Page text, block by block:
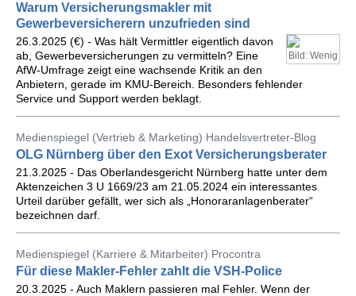
Warum Versicherungsmakler mit
Gewerbeversicherern unzufrieden sind
Bild: Wenig
26.3.2025 (€) - Was hält Vermittler eigentlich davon
ab, Gewerbeversicherungen zu vermitteln? Eine
AfW-Umfrage zeigt eine wachsende Kritik an den
Anbietern, gerade im KMU-Bereich. Besonders fehlender
Service und Support werden beklagt.
Medienspiegel (Vertrieb & Marketing) Handelsvertreter-Blog
OLG Nürnberg über den Exot Versicherungsberater
21.3.2025 - Das Oberlandesgericht Nürnberg hatte unter dem
Aktenzeichen 3 U 1669/23 am 21.05.2024 ein interessantes
Urteil darüber gefällt, wer sich als „Honoraranlagenberater“
bezeichnen darf.
Medienspiegel (Karriere & Mitarbeiter) Procontra
Für diese Makler-Fehler zahlt die VSH-Police
20.3.2025 - Auch Maklern passieren mal Fehler. Wenn der